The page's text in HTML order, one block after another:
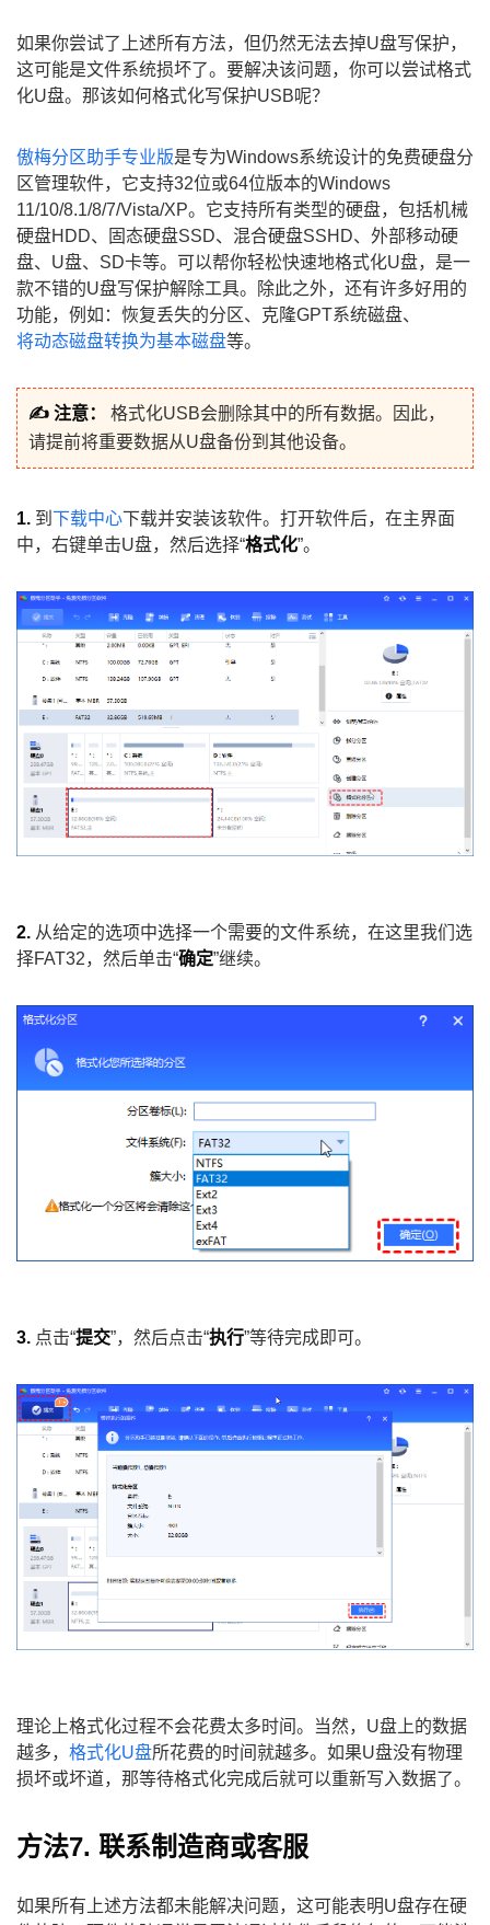
如果你尝试了上述所有方法，但仍然无法去掉U盘写保护，
这可能是文件系统损坏了。要解决该问题，你可以尝试格式
化U盘。那该如何格式化写保护USB呢？
傲梅分区助手专业版是专为Windows系统设计的免费硬盘分
区管理软件，它支持32位或64位版本的Windows
11/10/8.1/8/7/Vista/XP。它支持所有类型的硬盘，包括机械
硬盘HDD、固态硬盘SSD、混合硬盘SSHD、外部移动硬
盘、U盘、SD卡等。可以帮你轻松快速地格式化U盘，是一
款不错的U盘写保护解除工具。除此之外，还有许多好用的
功能，例如：恢复丢失的分区、克隆GPT系统磁盘、
将动态磁盘转换为基本磁盘等。
✍ 注意：
格式化USB会删除其中的所有数据。因此，
请提前将重要数据从U盘备份到其他设备。
1. 到 下载中心下载并安装该软件。打开软件后，在主界面
中，右键单击U盘，然后选择“格式化”。
2. 从给定的选项中选择一个需要的文件系统，在这里我们选
择FAT32，然后单击“确定”继续。
3. 点击“提交”，然后点击“执行”等待完成即可。
理论上格式化过程不会花费太多时间。当然，U盘上的数据
越多， 格式化U盘所花费的时间就越多。如果U盘没有物理
损坏或坏道，那等待格式化完成后就可以重新写入数据了。
方法7. 联系制造商或客服
如果所有上述方法都未能解决问题，这可能表明U盘存在硬